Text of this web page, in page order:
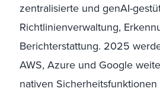
zentralisierte und genAI-
Richtlinienverwaltung,
Berichterstattung. 2025
AWS, Azure und Google
nativen